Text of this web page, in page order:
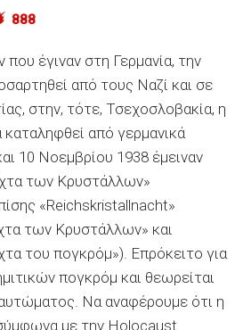
888
έγιναν στη Γερμανία, την
από τους Ναζί και σε
στην, τότε, Τσεχοσλοβακία, η
από γερμανικά
10 Νοεμβρίου 1938 έμειναν
των Κρυστάλλων»
«Reichskristallnacht»
των Κρυστάλλων» και
του πογκρόμ»). Επρόκειτο για
πογκρόμ και θεωρείται
Να αναφέρουμε ότι η
με την Holocaust